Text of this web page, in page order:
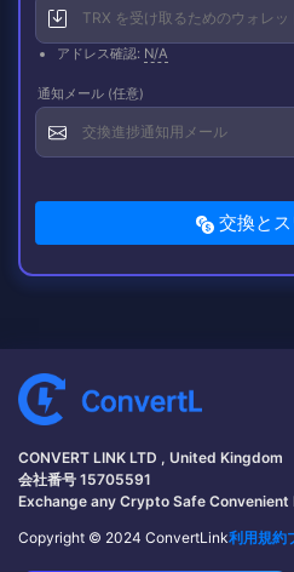
アドレス確認: N/A
通知メール (任意)
交換と
CONVERT LINK LTD , United Kingdom
会社番号 15705591
Exchange any Crypto Safe Convenient
Copyright © 2024 ConvertLink利用規約